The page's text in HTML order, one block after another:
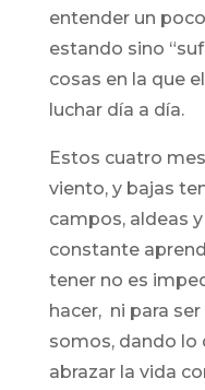
entender un
estando sino
cosas en la que
luchar día a día.
Estos cuatro
viento, y bajas
campos, aldeas
constante
tener no es
hacer, ni para
somos, dando lo
abrazar la vida